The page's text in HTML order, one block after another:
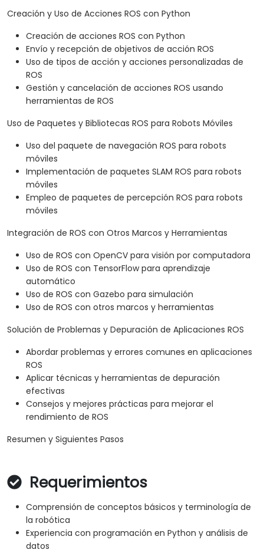
Creación y Uso de Acciones ROS con Python
Creación de acciones ROS con Python
Envío y recepción de objetivos de acción ROS
Uso de tipos de acción y acciones personalizadas de
ROS
Gestión y cancelación de acciones ROS usando
herramientas de ROS
Uso de Paquetes y Bibliotecas ROS para Robots Móviles
Uso del paquete de navegación ROS para robots
móviles
Implementación de paquetes SLAM ROS para robots
móviles
Empleo de paquetes de percepción ROS para robots
móviles
Integración de ROS con Otros Marcos y Herramientas
Uso de ROS con OpenCV para visión por computadora
Uso de ROS con TensorFlow para aprendizaje
automático
Uso de ROS con Gazebo para simulación
Uso de ROS con otros marcos y herramientas
Solución de Problemas y Depuración de Aplicaciones ROS
Abordar problemas y errores comunes en aplicaciones
ROS
Aplicar técnicas y herramientas de depuración
efectivas
Consejos y mejores prácticas para mejorar el
rendimiento de ROS
Resumen y Siguientes Pasos
Requerimientos
Comprensión de conceptos básicos y terminología de
la robótica
Experiencia con programación en Python y análisis de
datos